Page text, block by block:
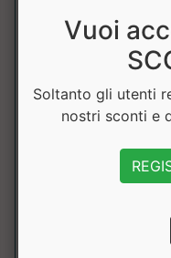
Minerale utile al
Vuoi
Soltanto gli utenti
nostri sconti e